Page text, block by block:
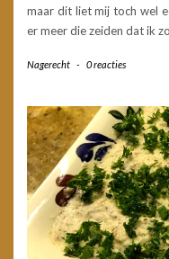
maar dit liet mij toch wel
er meer die zeiden dat ik
Nagerecht - 0 reacties